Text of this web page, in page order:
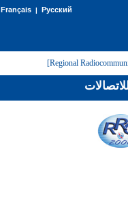
Français| Русский